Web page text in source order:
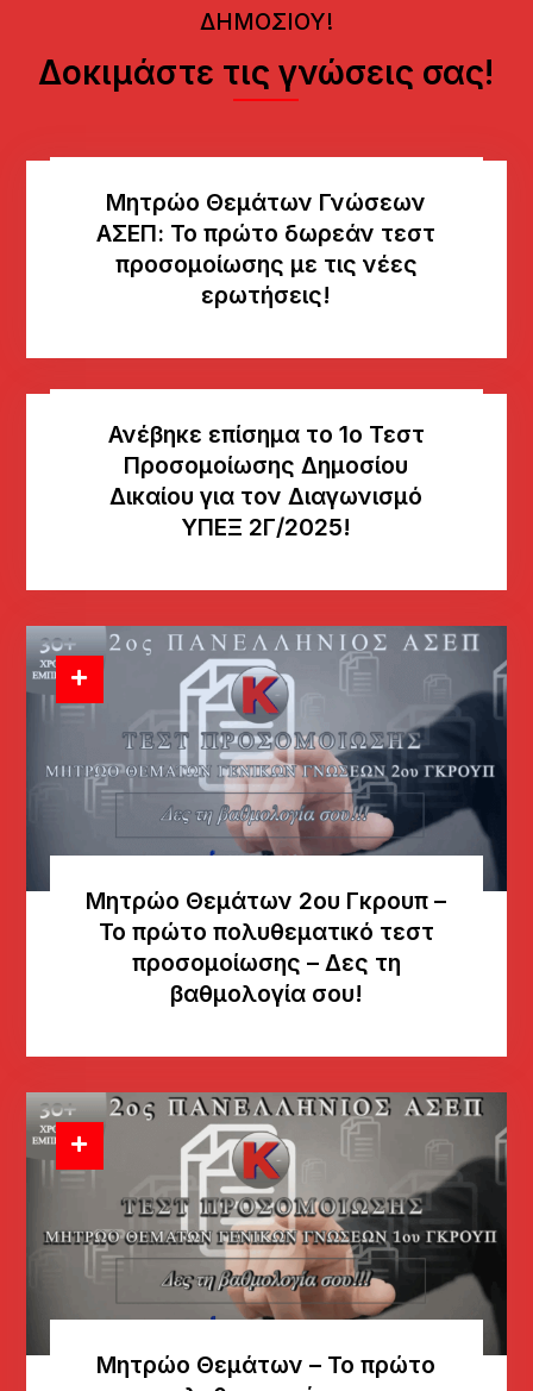
ΔΗΜΟΣΙΟΥ!
Δοκιμάστε τις γνώσεις σας!
Μητρώο Θεμάτων Γνώσεων
AΣΕΠ: Το πρώτο δωρεάν τεστ
προσομοίωσης με τις νέες
ερωτήσεις!
Ανέβηκε επίσημα το 1ο Τεστ
Προσομοίωσης Δημοσίου
Δικαίου για τον Διαγωνισμό
ΥΠΕΞ 2Γ/2025!
Μητρώο Θεμάτων 2ου Γκρουπ –
Το πρώτο πολυθεματικό τεστ
προσομοίωσης – Δες τη
βαθμολογία σου!
Μητρώο Θεμάτων – Το πρώτο